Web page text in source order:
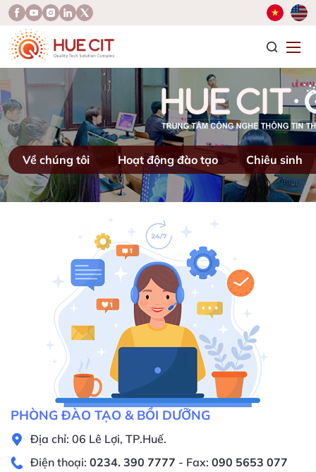
Về chúng tôi Hoạt động đào tạo Chiêu sinh
PHÒNG ĐÀO TẠO & BỒI DƯỠNG
Địa chỉ: 06 Lê Lợi, TP.Huế.
Điện thoại: 0234. 390 7777 - Fax: 090 5653 077